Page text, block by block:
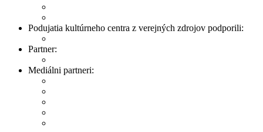
Podujatia kultúrneho centra z verejných zdrojov podporili:
Partner:
Mediálni partneri: